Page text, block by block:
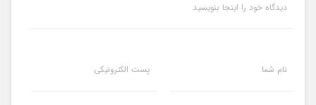
دیدگاه خود را اینجا بنویسید
نام شما پست الکترونیکی